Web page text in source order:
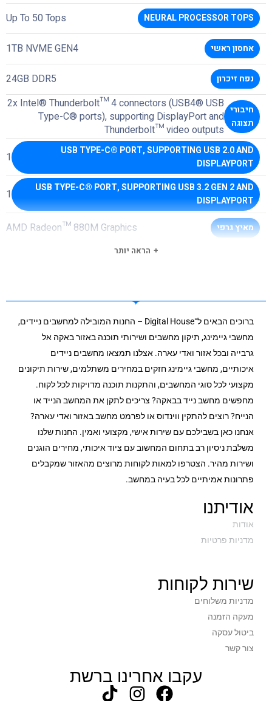
NEURAL PROCESSOR TOPS
Up To 50 Tops
אחסון ראשי 1TB NVME GEN4
נפח זיכרון 24GB DDR5
חיבורי
תצוגה
2x Intel® Thunderbolt™ 4 connectors (USB4® USB
Type-C® ports), supporting DisplayPort and
Thunderbolt™ video outputs
USB TYPE-C® PORT, SUPPORTING USB 2.0 AND
DISPLAYPORT
1
USB TYPE-C® PORT, SUPPORTING USB 3.2 GEN 2 AND
DISPLAYPORT
1
מאיץ גרפי AMD Radeon™ 880M Graphics
מערכת הפעלה FreeDOS
תמיכה במערכות הפעלה windows 10/11 64Bit
מצלמת רשת 1080P with Privacy Shutter
יציאת
2x Thunderbolt™ 4 Support DP + 1x USB 3.2 Gen2
(Type-C) Support DP
חיבור רשת קווי ללא כרטיס רשת קווי!!!
סוג וויי-פיי Intel® Wi-Fi 6E (802.11ax 2×2)
כניסות
USB
2x USB 3.2 Gen 1 1x USB-C 3.2 Gen 1 (support
TPM
משקל בק"ג
תקופת אחריות
הראה יותר
ברוכים הבאים ל־Digital House – החנות המובילה למחשבים ניידים,
מחשבי גיימינג, תיקון מחשבים ושירותי תוכנה באזור באקה אל
גרבייה ובכל אזור ואדי עארה. אצלנו תמצאו מחשבים ניידים
איכותיים, מחשבי גיימינג חזקים במחירים משתלמים, שירות תיקונים
מקצועי לכל סוגי המחשבים, והתקנות תוכנה מדויקות לכל לקוח.
מחפשים מחשב נייד בבאקה? צריכים לתקן את המחשב הנייד או
הנייח? רוצים להתקין ווינדוס או לפרמט מחשב באזור ואדי עארה?
אנחנו כאן בשבילכם עם שירות אישי, מקצועי ואמין. החנות שלנו
משלבת ניסיון רב בתחום המחשוב עם ציוד איכותי, מחירים הוגנים
ושירות מהיר. הצטרפו למאות לקוחות מרוצים מהאזור שמקבלים
פתרונות אמיתיים לכל בעיה במחשב.
אודיתנו
אודות
מדניות פרטיות
שירות לקוחות
מדניות משלוחים
מעקה הזמנה
ביטול עסקה
צור קשר
עקבו אחרינו ברשת